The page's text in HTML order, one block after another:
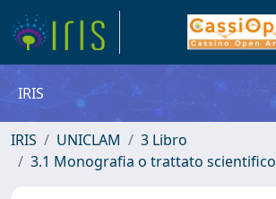
IRIS
IRIS UNICLAM
3 Libro
3.1 Monografia o trattato scientifico